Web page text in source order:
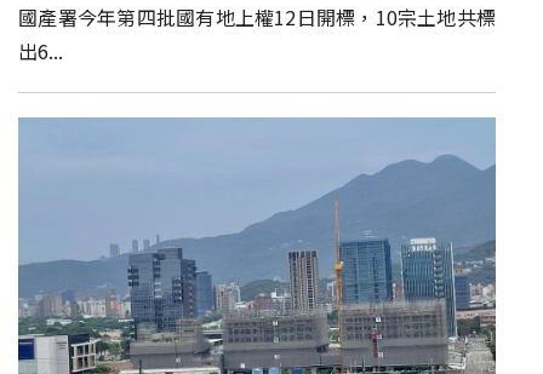
國產署今年第四批國有地上權12日開標，10宗土地共標
出6...